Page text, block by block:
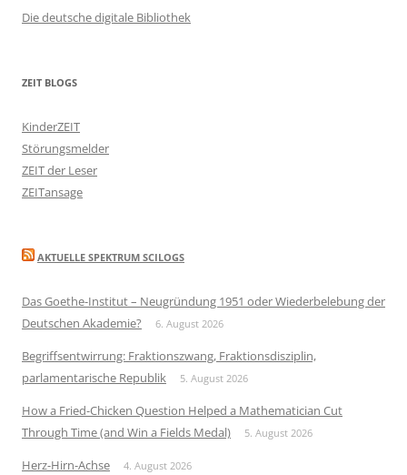
Die deutsche digitale Bibliothek
ZEIT BLOGS
KinderZEIT
Störungsmelder
ZEIT der Leser
ZEITansage
AKTUELLE SPEKTRUM SCILOGS
Das Goethe-Institut – Neugründung 1951 oder Wiederbelebung der
Deutschen Akademie?
6. August 2026
Begriffsentwirrung: Fraktionszwang, Fraktionsdisziplin,
parlamentarische Republik
5. August 2026
How a Fried-Chicken Question Helped a Mathematician Cut
Through Time (and Win a Fields Medal)
5. August 2026
Herz-Hirn-Achse 4. August 2026